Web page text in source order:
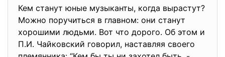
Кем станут юные музыканты, когда вырастут?
Можно поручиться в главном: они станут
хорошими людьми. Вот что дорого. Об этом и
П.И. Чайковский говорил, наставляя своего